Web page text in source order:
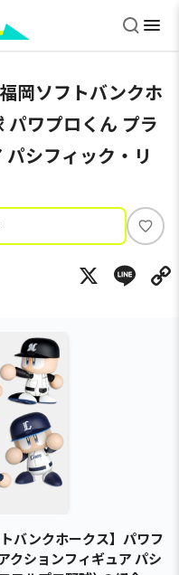
岡ソフトバンクホ
パワプロくん プラ
シフィック・リ
い
ね
X
バンクホークス】パワフ
クションフィギュア パシ